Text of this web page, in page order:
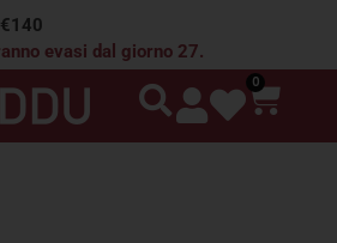
€140
evasi dal giorno 27.
0